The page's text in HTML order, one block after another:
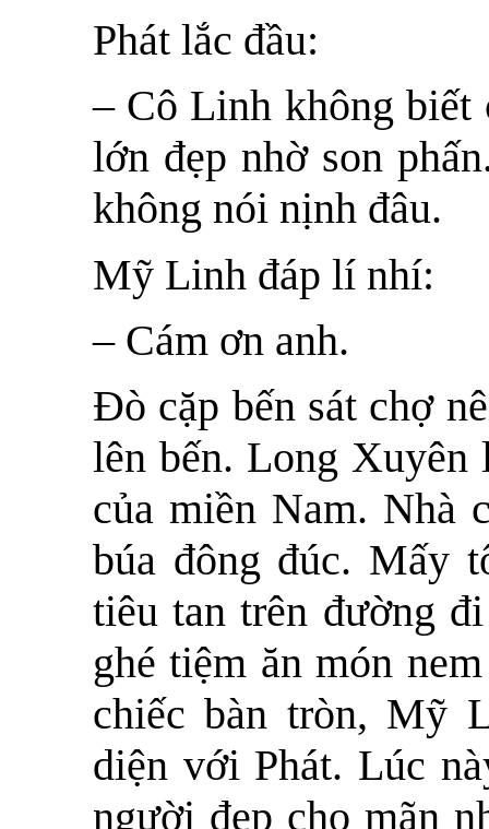
Phát lắc đầu:
– Cô Linh không biết
lớn đẹp nhờ son
không nói nịnh đâu.
Mỹ Linh đáp lí nhí:
– Cám ơn anh.
Đò cặp bến sát chợ
lên bến. Long
của miền Nam. Nhà
búa đông đúc. Mấy
tiêu tan trên đường
ghé tiệm ăn món
chiếc bàn tròn, Mỹ
diện với Phát. Lúc
người đẹp cho mãn